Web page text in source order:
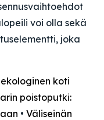
voi olla sekä
joka
koti
poistoputki:
• Väliseinän